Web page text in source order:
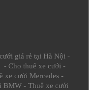
giá rẻ tại Hà Nội -
- Cho thuê xe cưới -
xe cưới Mercedes -
BMW - Thuê xe cưới